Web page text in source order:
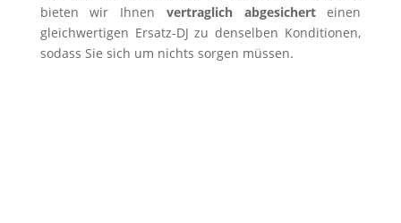
bieten wir Ihnen vertraglich abgesicherteinen
gleichwertigen Ersatz-DJ zu denselben Konditionen,
sodass Sie sich um nichts sorgen müssen.